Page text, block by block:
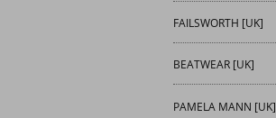
FAILSWORTH [UK]
BEATWEAR [UK]
PAMELA MANN [UK]